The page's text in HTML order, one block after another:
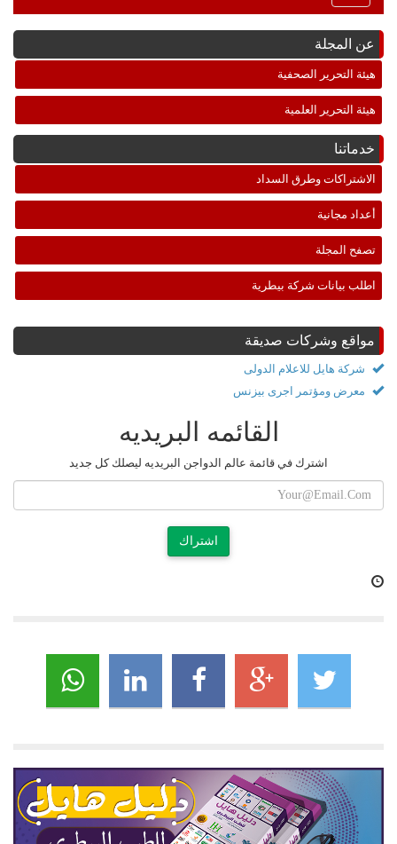
Navigation
عن المجلة
هيئة التحرير الصحفية
هيئة التحرير العلمية
خدماتنا
الاشتراكات وطرق السداد
أعداد مجانية
تصفح المجلة
اطلب بيانات شركة بيطرية
مواقع وشركات صديقة
شركة هايل للاعلام الدولى
معرض ومؤتمر اجرى بيزنس
القائمه البريديه
اشترك في قائمة عالم الدواجن البريديه ليصلك كل جديد
اشتراك